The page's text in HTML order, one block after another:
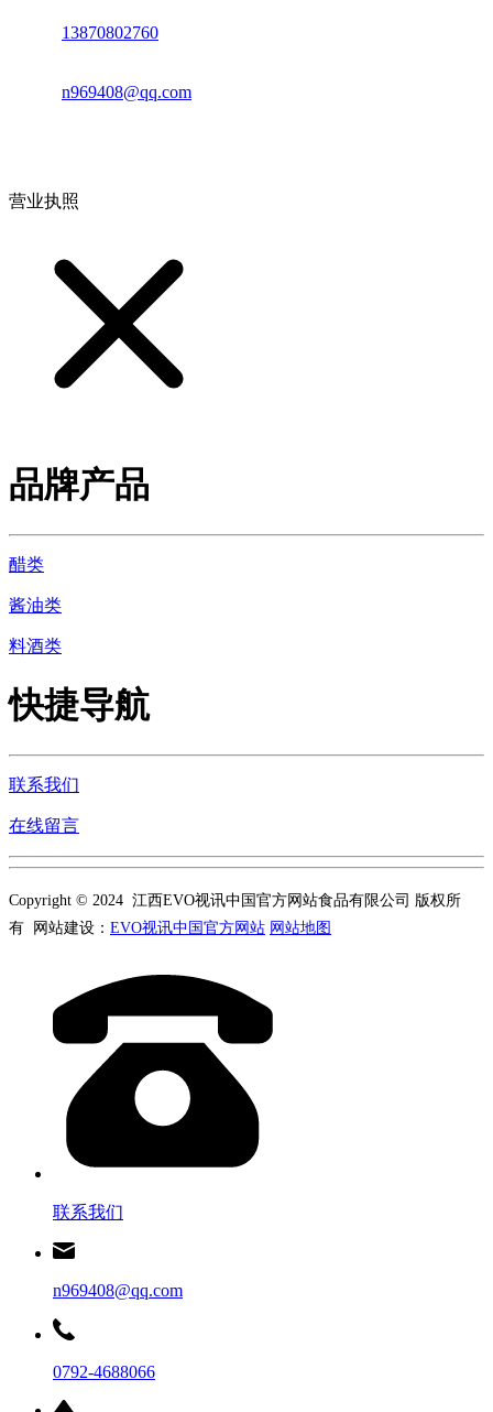
13870802760
n969408@qq.com
营业执照
品牌产品
醋类
酱油类
料酒类
快捷导航
联系我们
在线留言
Copyright © 2024 江西EVO视讯中国官方网站食品有限公司 版权所
有 网站建设： EVO视讯中国官方网站 网站地图
联系我们
n969408@qq.com
0792-4688066